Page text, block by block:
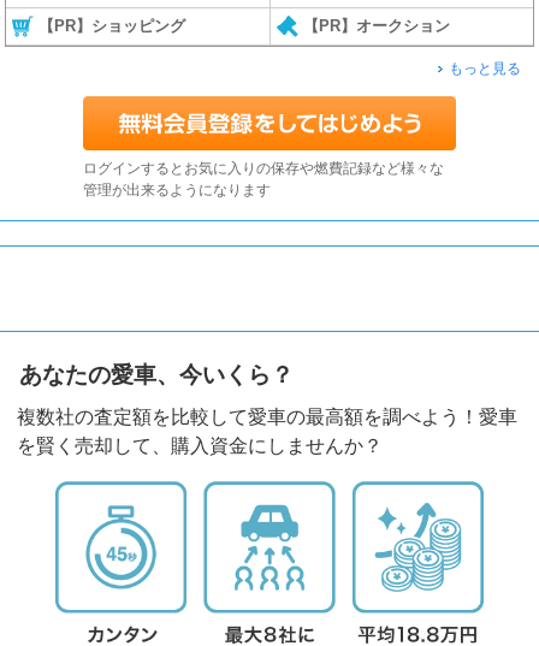
【PR】ショッピング 【PR】オークション
もっと見る
ログインするとお気に入りの保存や燃費記録など様々な
管理が出来るようになります
あなたの愛車、今いくら？
複数社の査定額を比較して愛車の最高額を調べよう！愛車
を賢く売却して、購入資金にしませんか？